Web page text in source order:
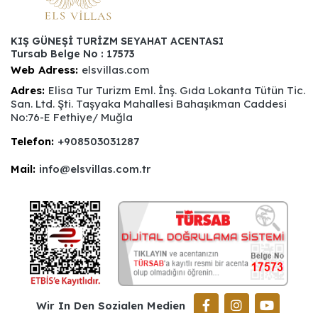
KIŞ GÜNEŞİ TURİZM SEYAHAT ACENTASI
Tursab Belge No : 17573
Web Adress: elsvillas.com
Adres: Elisa Tur Turizm Eml. İnş. Gıda Lokanta Tütün Tic.
San. Ltd. Şti. Taşyaka Mahallesi Bahaşıkman Caddesi
No:76-E Fethiye/ Muğla
Telefon: +908503031287
Mail: info@elsvillas.com.tr
Wir In Den Sozialen Medien